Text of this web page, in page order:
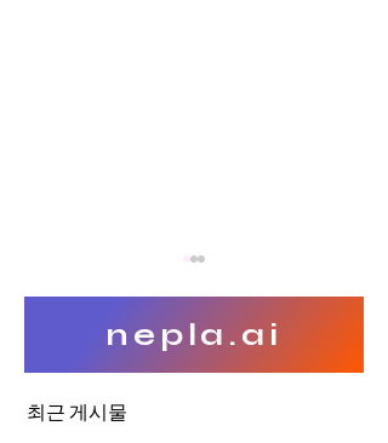
nepla.ai
최근 게시물